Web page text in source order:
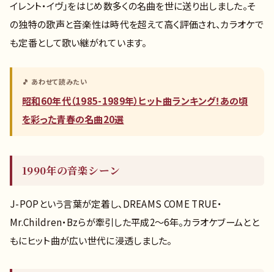
イレント・イヴ」をはじめ数多くの名曲を世に送り出しました。そ
の独特の歌声と音楽性は時代を超えて高く評価され、カラオケで
も定番として歌い継がれています。
🎵 あわせて読みたい
昭和60年代（1985-1989年）ヒット曲ランキング！あの頃
を彩った青春の名曲20選
1990年の音楽シーン
J-POPという言葉が定着し、DREAMS COME TRUE・
Mr.Children・Bzらが牽引した平成2〜6年。カラオケブームとと
もにヒット曲が広い世代に浸透しました。